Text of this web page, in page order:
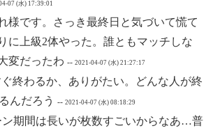
07 (水) 17:39:01
様です。さっき最終日と気づいて慌て
に上級2体やった。誰ともマッチしな
変だったわ--2021-04-07 (水) 21:27:17
ぐ終わるか、ありがたい。どんな人が終
んだろう--2021-04-07 (水) 08:18:29
ン期間は長いが枚数すごいからなあ…普